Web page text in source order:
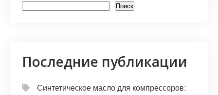
Поиск
Последние публикации
Синтетическое масло для компрессоров: